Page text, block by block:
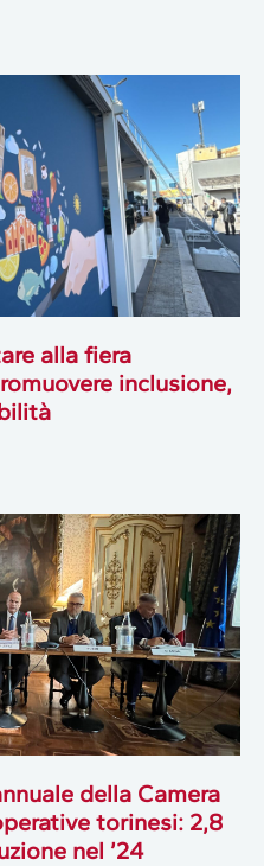
alla fiera
inclusione,
della Camera
torinesi: 2,8
nel ’24